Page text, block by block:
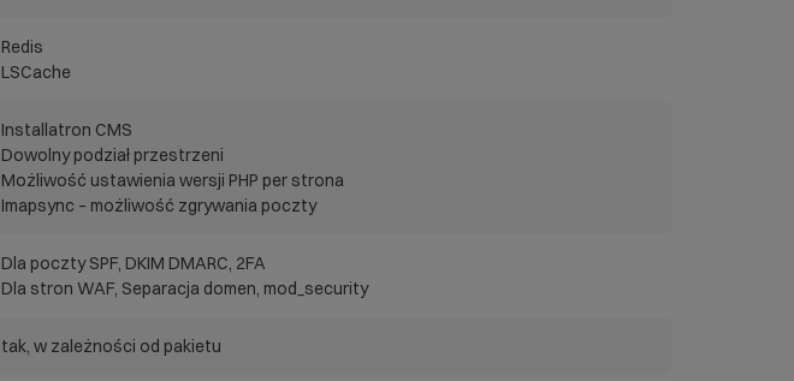
Redis
LSCache
Installatron CMS
Dowolny podział przestrzeni
Możliwość ustawienia wersji PHP per strona
Imapsync – możliwość zgrywania poczty
Dla poczty SPF, DKIM DMARC, 2FA
Dla stron WAF, Separacja domen, mod_security
tak, w zależności od pakietu